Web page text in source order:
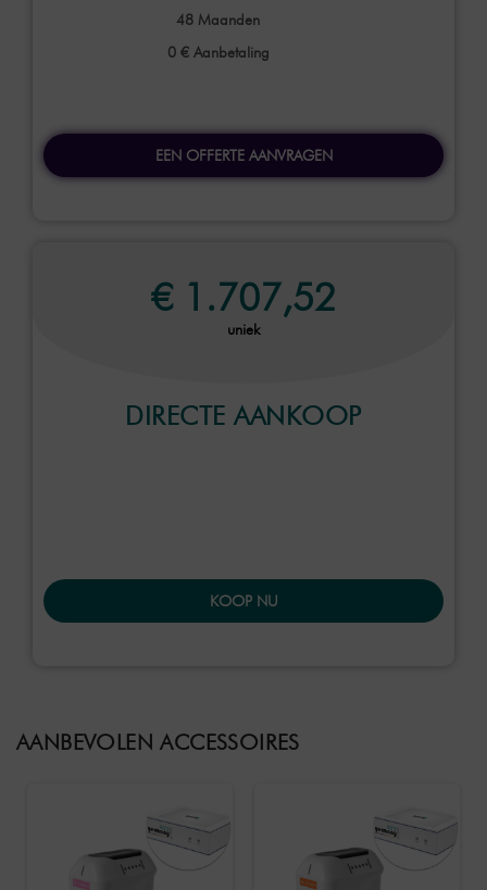
48 Maanden
0 €Aanbetaling
EEN OFFERTE AANVRAGEN
€ 1.707,52
uniek
DIRECTE AANKOOP
KOOP NU
AANBEVOLEN ACCESSOIRES